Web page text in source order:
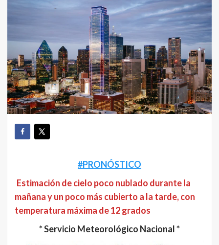
#PRONÓSTICO
Estimación de cielo poco nublado durante la
mañana y un poco más cubierto a la tarde, con
temperatura máxima de 12 grados
* Servicio Meteorológico Nacional *